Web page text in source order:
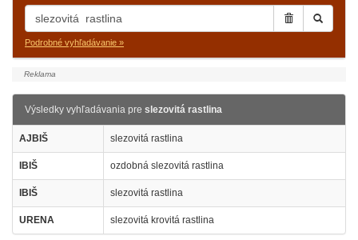
Podrobné vyhľadávanie »
Výsledky vyhľadávania pre slezovitá rastlina
AJBIŠ slezovitá rastlina
IBIŠ ozdobná slezovitá rastlina
IBIŠ slezovitá rastlina
URENA slezovitá krovitá rastlina